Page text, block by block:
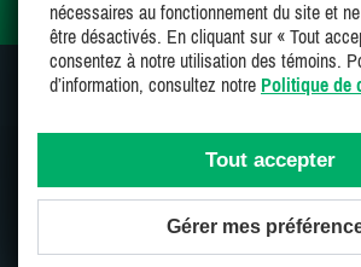
SUIVEZ-NOUS SUR
Une entreprise 100% canadienne et
nécessaires au fonctionnement du site et
être désactivés. En cliquant sur « Tout
consentez à notre utilisation des témoins.
d’information, consultez notre Politique de
Tout accepter
Gérer mes